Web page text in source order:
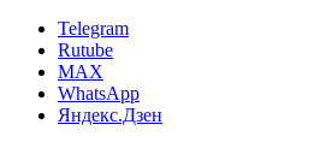
Telegram
Rutube
MAX
WhatsApp
Яндекс.Дзен